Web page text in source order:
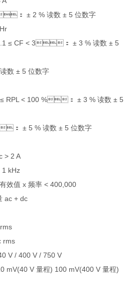
： ± 2 % 读数 ± 5 位数字
) 1.1 ≤ CF < 3： ± 3 % 读数 ± 5
数 ± 5 位数字
≤ RPL < 100 %： ± 3 % 读数 ± 5
： ± 5 % 读数 ± 5 位数字
2 A
1 kHz
效值 x 频率 < 400,000
ac + dc
rms
V / 400 V / 750 V
mV(40 V 量程) 100 mV(400 V 量程)